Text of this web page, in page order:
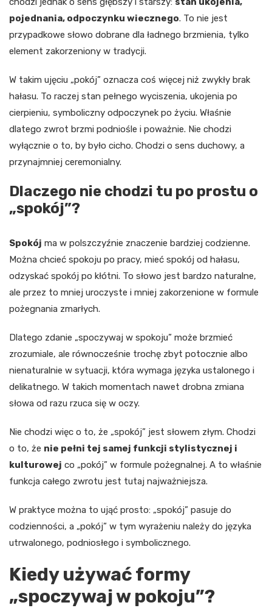
pojednania, odpoczynku wiecznego. To nie jest
przypadkowe słowo dobrane dla ładnego brzmienia, tylko
element zakorzeniony w tradycji.
W takim ujęciu „pokój” oznacza coś więcej niż zwykły brak
hałasu. To raczej stan pełnego wyciszenia, ukojenia po
cierpieniu, symboliczny odpoczynek po życiu. Właśnie
dlatego zwrot brzmi podniośle i poważnie. Nie chodzi
wyłącznie o to, by było cicho. Chodzi o sens duchowy, a
przynajmniej ceremonialny.
Dlaczego nie chodzi tu po prostu o
„spokój”?
Spokój ma w polszczyźnie znaczenie bardziej codzienne.
Można chcieć spokoju po pracy, mieć spokój od hałasu,
odzyskać spokój po kłótni. To słowo jest bardzo naturalne,
ale przez to mniej uroczyste i mniej zakorzenione w formule
pożegnania zmarłych.
Dlatego zdanie „spoczywaj w spokoju” może brzmieć
zrozumiale, ale równocześnie trochę zbyt potocznie albo
nienaturalnie w sytuacji, która wymaga języka ustalonego i
delikatnego. W takich momentach nawet drobna zmiana
słowa od razu rzuca się w oczy.
Nie chodzi więc o to, że „spokój” jest słowem złym. Chodzi
o to, że nie pełni tej samej funkcji stylistycznej i
kulturowej co „pokój” w formule pożegnalnej. A to właśnie
funkcja całego zwrotu jest tutaj najważniejsza.
W praktyce można to ująć prosto: „spokój” pasuje do
codzienności, a „pokój” w tym wyrażeniu należy do języka
utrwalonego, podniosłego i symbolicznego.
Kiedy używać formy
„spoczywaj w pokoju”?